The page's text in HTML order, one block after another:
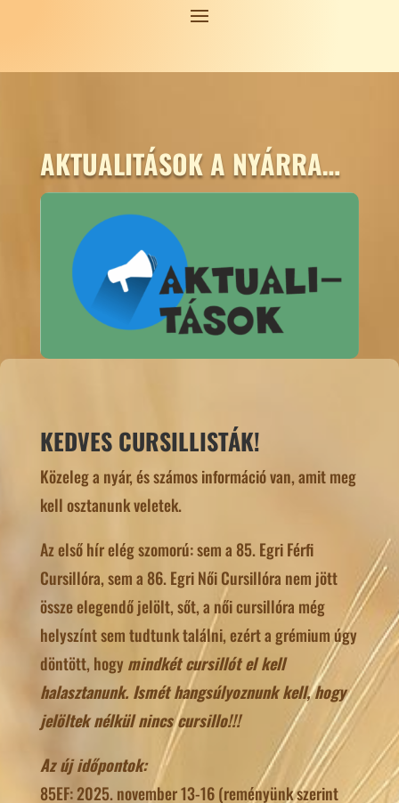
AKTUALITÁSOK A NYÁRRA…
KEDVES CURSILLISTÁK!
Közeleg a nyár, és számos információ van, amit meg
kell osztanunk veletek.
Az első hír elég szomorú: sem a 85. Egri Férfi
Cursillóra, sem a 86. Egri Női Cursillóra nem jött
össze elegendő jelölt, sőt, a női cursillóra még
helyszínt sem tudtunk találni, ezért a grémium úgy
döntött, hogy mindkét cursillót el kell
halasztanunk. Ismét hangsúlyoznunk kell, hogy
jelöltek nélkül nincs cursillo!!!
Az új időpontok:
85EF: 2025. november 13-16 (reményünk szerint